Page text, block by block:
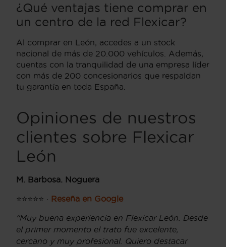
¿Qué ventajas tiene comprar en
un centro de la red Flexicar?
Al comprar en León, accedes a un stock
nacional de más de 20.000 vehículos. Además,
cuentas con la tranquilidad de una empresa líder
con más de 200 concesionarios que respaldan
tu garantía en toda España.
Opiniones de nuestros
clientes sobre Flexicar
León
M. Barbosa. Noguera
⭐⭐⭐⭐⭐ · Reseña en Google
“Muy buena experiencia en Flexicar León. Desde
el primer momento el trato fue excelente,
cercano y muy profesional. Quiero destacar